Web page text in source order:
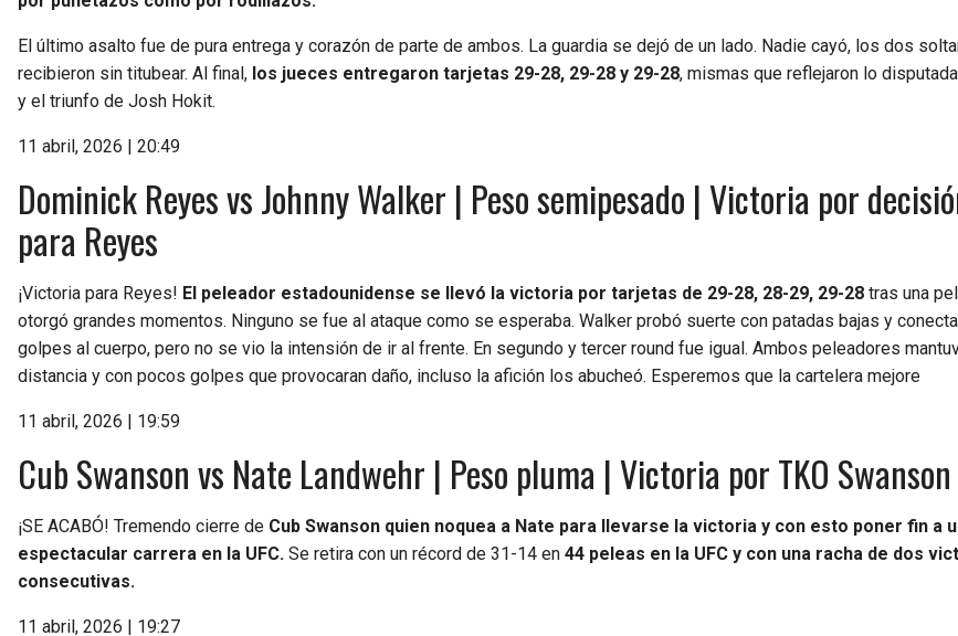
El último asalto fue de pura entrega y corazón de parte de ambos. La guardia se dejó de un lado. Nadie cayó, los dos
recibieron sin titubear. Al final, los jueces entregaron tarjetas 29-28, 29-28 y 29-28, mismas que reflejaron lo
y el triunfo de Josh Hokit.
11 abril, 2026 | 20:49
Dominick Reyes vs Johnny Walker | Peso semipesado | Victoria por
para Reyes
¡Victoria para Reyes! El peleador estadounidense se llevó la victoria por tarjetas de 29-28, 28-29, 29-28 tras una
otorgó grandes momentos. Ninguno se fue al ataque como se esperaba. Walker probó suerte con patadas bajas y
golpes al cuerpo, pero no se vio la intensión de ir al frente. En segundo y tercer round fue igual. Ambos peleadores
distancia y con pocos golpes que provocaran daño, incluso la afición los abucheó. Esperemos que la cartelera mejore
11 abril, 2026 | 19:59
Cub Swanson vs Nate Landwehr | Peso pluma | Victoria por TKO Swanson
¡SE ACABÓ! Tremendo cierre de Cub Swanson quien noquea a Nate para llevarse la victoria y con esto poner fin a
espectacular carrera en la UFC. Se retira con un récord de 31-14 en 44 peleas en la UFC y con una racha de dos
consecutivas.
11 abril, 2026 | 19:27